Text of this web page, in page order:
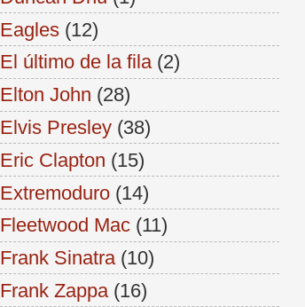
Eagles (12)
El último de la fila (2)
Elton John (28)
Elvis Presley (38)
Eric Clapton (15)
Extremoduro (14)
Fleetwood Mac (11)
Frank Sinatra (10)
Frank Zappa (16)